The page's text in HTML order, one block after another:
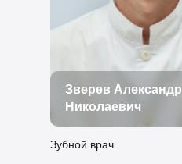
Зверев Александр
Николаевич
Зубной врач